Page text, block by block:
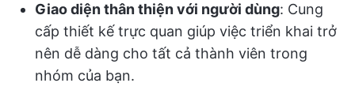
Giao diện thân thiện với người dùng: Cung
cấp thiết kế trực quan giúp việc triển khai trở
nên dễ dàng cho tất cả thành viên trong
nhóm của bạn.